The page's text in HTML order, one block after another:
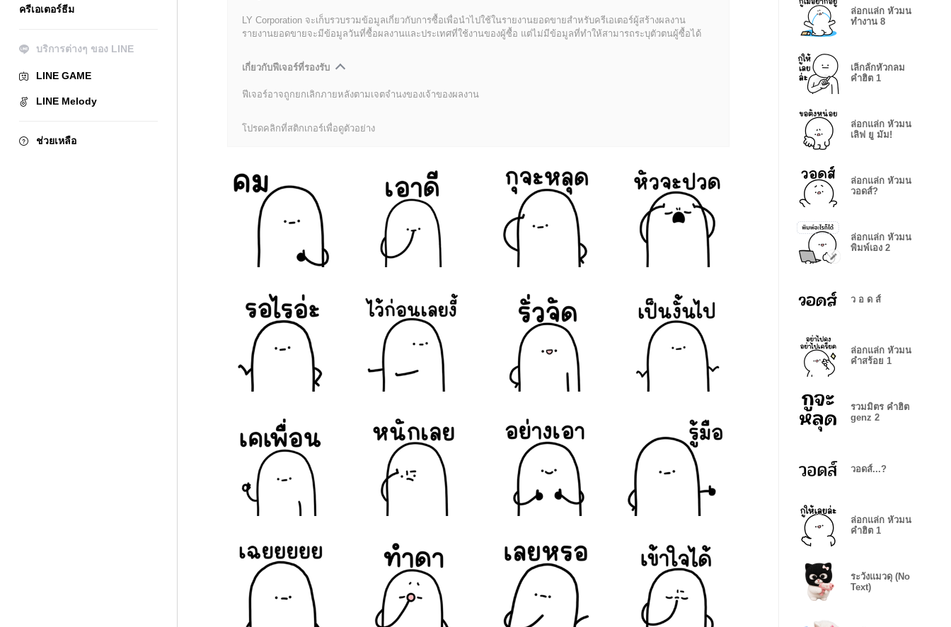
ครีเอเตอร์ธีม
บริการต่างๆ ของ LINE
LINE GAME
LINE Melody
ช่วยเหลือ
LY Corporation จะเก็บรวบรวมข้อมูลเกี่ยวกับการซื้อเพื่อนำไปใช้ในรายงานยอดขายสำหรับครีเอเตอร์ผู้สร้างผลงาน
รายงานยอดขายจะมีข้อมูลวันที่ซื้อผลงานและประเทศที่ใช้งานของผู้ซื้อ แต่ไม่มีข้อมูลที่ทำให้สามารถระบุตัวตนผู้ซื้อได้
เกี่ยวกับฟีเจอร์ที่รองรับ
ฟีเจอร์อาจถูกยกเลิกภายหลังตามเจตจำนงของเจ้าของผลงาน
โปรดคลิกที่สติกเกอร์เพื่อดูตัวอย่าง
ล่อกแล่ก หัวมน
ทำงาน 8
เลิ่กลั่กหัวกลม
คำฮิต 1
ล่อกแล่ก หัวมน
เลิฟ ยู มัม!
ล่อกแล่ก หัวมน
วอดส์?
ล่อกแล่ก หัวมน
พิมพ์เอง 2
ว อ ด ส์
ล่อกแล่ก หัวมน
คำสร้อย 1
รวมมิตร คำฮิต
genz 2
วอดส์...?
ล่อกแล่ก หัวมน
คำฮิต 1
ระวังแมวดุ (No
Text)